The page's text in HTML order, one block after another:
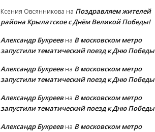
Ксения Овсянникова на Поздравляем жителей
района Крылатское с Днём Великой Победы!
Александр Букреевна В московском метро
запустили тематический поезд к Дню Победы
Александр Букреевна В московском метро
запустили тематический поезд к Дню Победы
Александр Букреевна В московском метро
запустили тематический поезд к Дню Победы
Александр Букреевна В московском метро